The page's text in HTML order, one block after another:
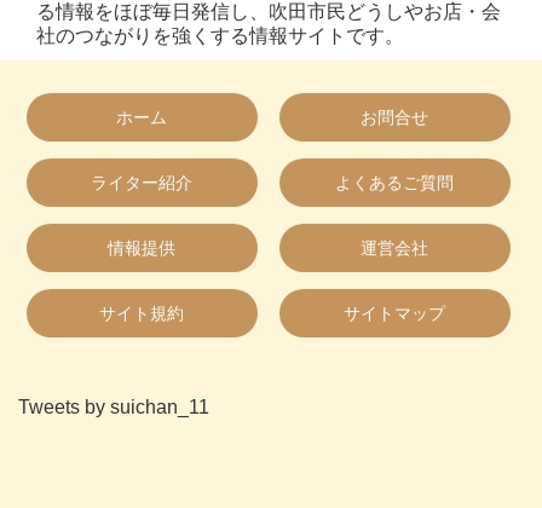
る情報をほぼ毎日発信し、吹田市民どうしやお店・会
社のつながりを強くする情報サイトです。
ホーム お問合せ
ライター紹介 よくあるご質問
情報提供 運営会社
サイト規約 サイトマップ
Tweets by suichan_11